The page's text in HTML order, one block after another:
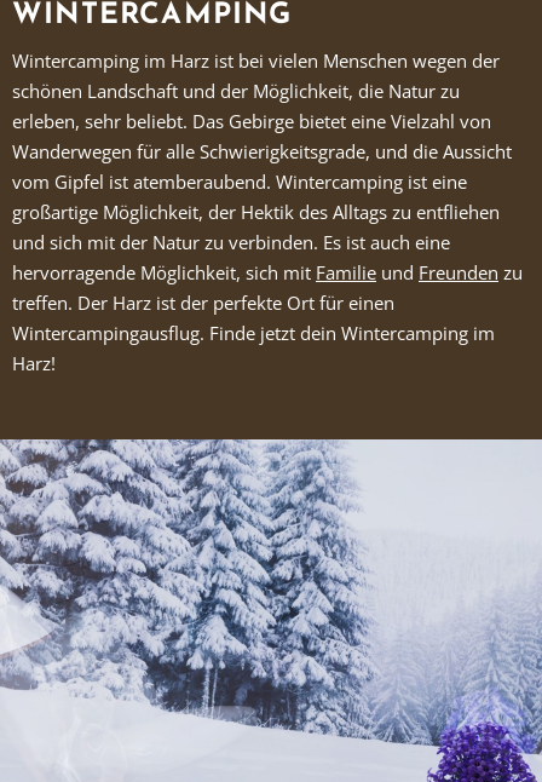
WINTERCAMPING
Wintercamping im Harz ist bei vielen Menschen wegen der
schönen Landschaft und der Möglichkeit, die Natur zu
erleben, sehr beliebt. Das Gebirge bietet eine Vielzahl von
Wanderwegen für alle Schwierigkeitsgrade, und die Aussicht
vom Gipfel ist atemberaubend. Wintercamping ist eine
großartige Möglichkeit, der Hektik des Alltags zu entfliehen
und sich mit der Natur zu verbinden. Es ist auch eine
hervorragende Möglichkeit, sich mit Familie und Freunden zu
treffen. Der Harz ist der perfekte Ort für einen
Wintercampingausflug. Finde jetzt dein Wintercamping im
Harz!